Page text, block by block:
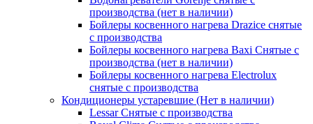
производства (нет в наличии)
Бойлеры косвенного нагрева Drazice снятые
с производства
Бойлеры косвенного нагрева Baxi Снятые с
производства (нет в наличии)
Бойлеры косвенного нагрева Electrolux
снятые с производства
Кондиционеры устаревшие (Нет в наличии)
Lessar Снятые с производства